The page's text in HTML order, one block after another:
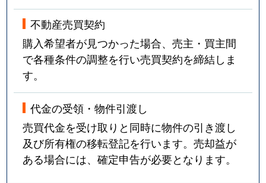
不動産売買契約
購入希望者が見つかった場合、売主・買主間
で各種条件の調整を行い売買契約を締結しま
す。
代金の受領・物件引渡し
売買代金を受け取りと同時に物件の引き渡し
及び所有権の移転登記を行います。売却益が
ある場合には、確定申告が必要となります。